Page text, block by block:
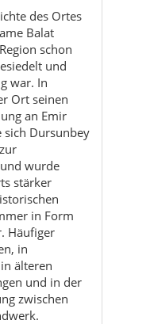
des Ortes
Balat
schon
und
war. In
Ort seinen
an Emir
sich Dursunbey
wurde
stärker
in Form
Häufiger
in
älteren
und in der
zwischen